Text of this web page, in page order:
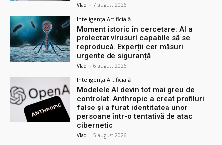
Vlad - 7 august 2026
Inteligența Artificială
Moment istoric în cercetare: AI a
proiectat virusuri capabile să se
reproducă. Experții cer măsuri
urgente de siguranță
Vlad - 6 august 2026
Inteligența Artificială
Modelele AI devin tot mai greu de
controlat. Anthropic a creat profiluri
false și a furat identitatea unor
persoane într-o tentativă de atac
cibernetic
Vlad - 5 august 2026